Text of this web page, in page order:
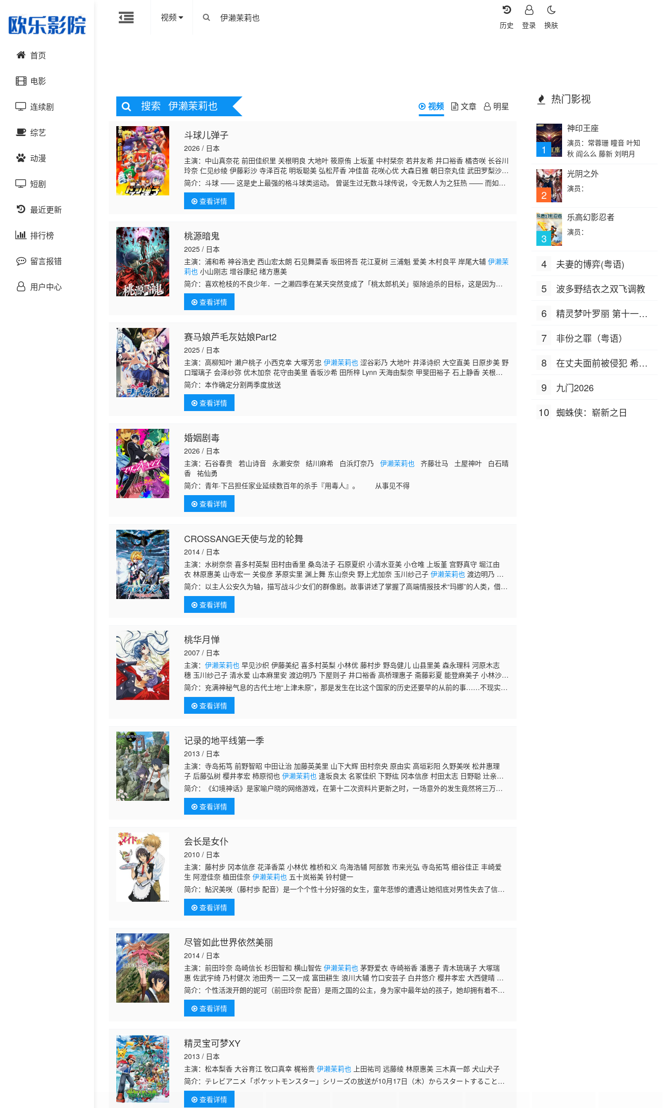
视频
换肤
登录
历史
首页
电影
动作片
喜剧片
爱情片
科幻片
恐怖片
剧情片
战争片
悬疑片
连续剧
国产剧
港台剧
日韩剧
欧美剧
泰国剧
综艺
大陆综艺
日韩综艺
港台综艺
欧美综艺
动漫
国产动漫
日韩动漫
欧美动漫
短剧
最近更新
排行榜
留言报错
用户中心
搜索 伊濑茉莉也 视频 文章 明星
斗球儿弹子
2026 / 日本
主演：中山真奈花 前田佳织里 关根明良 大地叶 筱原侑 上坂堇 中村栞奈 若井友希 井口裕香 橘杏咲 长谷川
玲奈 仁见纱绫 伊藤彩沙 寺泽百花 明坂聪美 弘松芹香 冲佳苗 花咲心优 大森日雅 朝日奈丸佳 武田罗梨沙多
胡 菲鲁兹·蓝 三日尻望伊濑茉莉也井上麻里奈 小坂井祐莉绘 井泽诗织 林梨花 藤寺美德 石井未纱 日高范
子 小西克幸 稻田彻
简介：斗球 —— 这是史上最强的格斗球类运动。 曾诞生过无数斗球传说，令无数人为之狂热 —— 而如
今，全新的故事即将拉开序幕！！ 主人公是 “一击弹平” 之女 ——一击弹子。 将从父亲身上继承而来的炽
热灵魂，在令和时代尽情绽放吧！！ 超元气 × 爽快解压 热血沸腾、开怀大笑，或许还会微微落泪！？
查看详情
桃源暗鬼
2025 / 日本
主演：浦和希 神谷浩史 西山宏太朗 石见舞菜香 坂田将吾 花江夏树 三浦魁 爱美 木村良平 岸尾大辅伊濑茉
莉也 小山刚志 增谷康纪 绪方惠美
简介：喜欢枪枝的不良少年．一之濑四季在某天突然变成了「桃太郎机关」驱除追杀的目标，这是因为他
其实继承了鬼的血统！而将其扶养长大、没有血缘关系的养父原来以前曾经是桃太郎机关的成员之一！在
知晓这些惊人真相的同时
查看详情
赛马娘芦毛灰姑娘Part2
2025 / 日本
主演：高柳知叶 濑户桃子 小西克幸 大塚芳忠伊濑茉莉也 涩谷彩乃 大地叶 井泽诗织 大空直美 日原步美 野
口瑠璃子 会泽纱弥 优木加奈 花守由美里 香坂沙希 田所梓 Lynn 天海由梨奈 甲斐田裕子 石上静香 关根明
良 高垣彩阳 富田美忧
简介：本作确定分割两季度放送
查看详情
婚姻剧毒
2026 / 日本
主演：石谷春贵 若山诗音 永濑安奈 结川麻希 白浜灯奈乃伊濑茉莉也 齐藤壮马 土屋神叶 白石晴
香 祐仙勇
简介：
青年·下吕担任家业延续数百年的杀手『用毒人』。 从事见不得
查看详情
CROSSANGE天使与龙的轮舞
2014 / 日本
主演：水树奈奈 喜多村英梨 田村由香里 桑岛法子 石原夏织 小清水亚美 小仓唯 上坂堇 宫野真守 堀江由
衣 林原惠美 山寺宏一 关俊彦 茅原实里 渊上舞 东山奈央 野上尤加奈 玉川纱己子伊濑茉莉也 渡边明乃 中
原麻衣 阿澄佳奈 三石琴乃
简介： 以主人公安久为轴，描写战斗少女们的群像剧。故事讲述了掌握了高端情报技术“玛娜”的人类，借助
它的力量克服了地球上的战争、饥饿、污染等问题，终于迎来了和平的理想乡。然而，作为皇国第一皇女
的安久丽莎，却
查看详情
桃华月惮
2007 / 日本
主演：伊濑茉莉也 早见沙织 伊藤美纪 喜多村英梨 小林优 藤村步 野岛健儿 山县里美 森永理科 河原木志
穗 玉川纱己子 清水爱 山本麻里安 渡边明乃 下屋则子 井口裕香 高桥理惠子 斋藤彩夏 能登麻美子 小林沙
苗 速水奖
简介： 充满神秘气息的古代土地“上津未原”，那是发生在比这个国家的历史还要早的从前的事……不现实的
原定、痛彻心肺的感情，在这片不吉利却又美丽的土地上深深的扎根……以统治着上津未原的“桃歌台学园”
和上津未原
查看详情
记录的地平线第一季
2013 / 日本
主演：寺岛拓笃 前野智昭 中田让治 加藤英美里 山下大辉 田村奈央 原由实 高垣彩阳 久野美咲 松井惠理
子 后藤弘树 樱井孝宏 柿原彻也伊濑茉莉也 逢坂良太 名冢佳织 下野纮 冈本信彦 村田太志 日野聪 辻亲
八 高桥未奈美 宫下荣治 藤原启治 雨宫天 寺杣昌纪 井泽诗织 井上麻里奈 白熊宽嗣 长岛雄一 村田知沙
简介：
《幻境神话》是家喻户晓的网络游戏，在第十二次资料片更新之时，一场意外的发生竟然将三万名
玩家困在了游戏构筑的虚拟世界之中。老牌玩家城惠（寺岛拓笃 配音）就是其中的一员，现实中个性内向
的他在游戏里却极
查看详情
会长是女仆
2010 / 日本
主演：藤村步 冈本信彦 花泽香菜 小林优 椎桥和义 鸟海浩辅 阿部敦 市来光弘 寺岛拓笃 细谷佳正 丰崎爱
生 阿澄佳奈 植田佳奈伊濑茉莉也 五十岚裕美 铃村健一
简介：鮎沢美咲（藤村歩 配音）是一个个性十分好强的女生，童年悲惨的遭遇让她彻底对男性失去了信任
感，和妈妈与妹妹一起的生活又使得美咲必须担负起男孩子的责任，长此以往，在他人眼中，美咲无疑拥
有着十分不可爱的
查看详情
尽管如此世界依然美丽
2014 / 日本
主演：前田玲奈 岛崎信长 杉田智和 横山智佐伊濑茉莉也 茅野爱衣 寺崎裕香 潘惠子 青木琉璃子 大塚瑞
惠 佐武宇绮 乃村健次 池田秀一 二又一成 富田耕生 浪川大辅 竹口安芸子 白井悠介 樱井孝宏 大西健晴 松
冈由贵 工藤晴香
简介：个性活泼开朗的妮可（前田玲奈 配音）是雨之国的公主，身为家中最年幼的孩子，她却拥有着不输
于任何人的好胜性格。在和姐姐们的游戏之中，妮可成为了输家，因此被迫嫁给了太阳王里维斯（岛崎信
长 配音）。
查看详情
精灵宝可梦XY
2013 / 日本
主演：松本梨香 大谷育江 牧口真幸 梶裕贵伊濑茉莉也 上田祐司 远藤绫 林原惠美 三木真一郎 犬山犬子
简介： テレビアニメ「ポケットモンスター」シリーズの放送が10月17日（木）からスタートすることが
決定したぞ！ タイトルは「ポケットモンスター ＸＹ（エックスワイ）」だ！！ ＜ストーリー
＞ カロス地
查看详情
热门影视
1
神印王座
演员：常蓉珊 瞳音 叶知
秋 阎么么 藤新 刘明月
2
光阴之外
演员：
3
乐高幻影忍者
演员：
4 夫妻的博弈(粤语)
5 波多野结衣之双飞调教
6
精灵梦叶罗丽 第十一季
7 非份之罪（粤语）
8
在丈夫面前被侵犯 希岛
9 九门2026
10 蜘蛛侠：崭新之日